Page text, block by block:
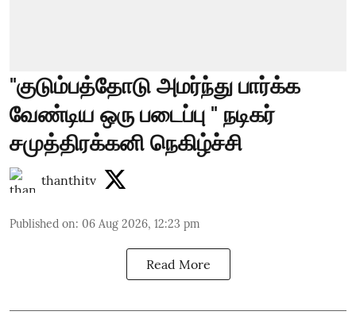
"குடும்பத்தோடு அமர்ந்து பார்க்க
வேண்டிய ஒரு படைப்பு " நடிகர்
சமுத்திரக்கனி நெகிழ்ச்சி
thanthitv
Published on: 06 Aug 2026, 12:23 pm
Read More